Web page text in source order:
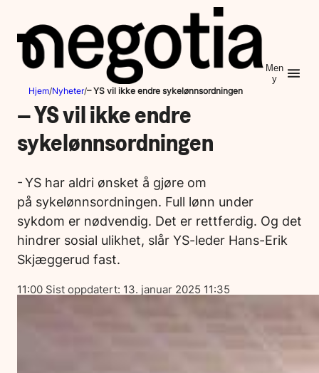
innhold
Men
y
Hjem/Nyheter/– YS vil ikke endre sykelønnsordningen
– YS vil ikke endre
sykelønnsordningen
- YS har aldri ønsket å gjøre om
på sykelønnsordningen. Full lønn under
sykdom er nødvendig. Det er rettferdig. Og det
hindrer sosial ulikhet, slår YS-leder Hans-Erik
Skjæggerud fast.
Lagt
ut
11:00 Sist oppdatert: 13. januar 2025 11:35